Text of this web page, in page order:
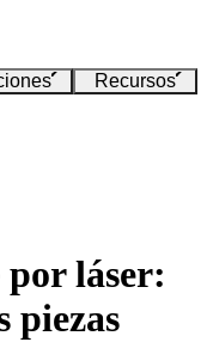
Recursos
láser:
piezas